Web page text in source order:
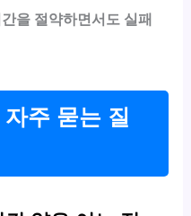
을 절약하면서도 실패
주 묻는 질